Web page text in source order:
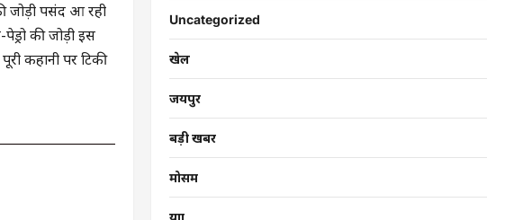
जोड़ी पसंद आ रही
की जोड़ी इस
कहानी पर टिकी
Uncategorized
खेल
जयपुर
बड़ी खबर
मोसम
यात्रा